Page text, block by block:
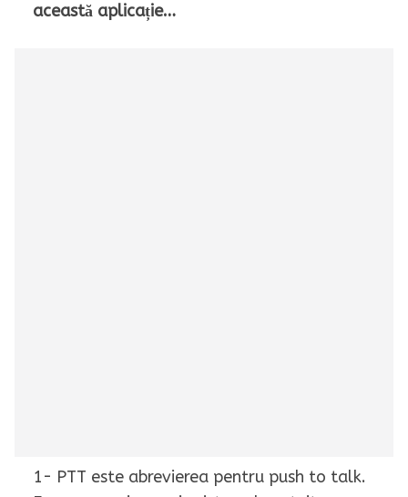
această aplicație…
1- PTT este abrevierea pentru push to talk.